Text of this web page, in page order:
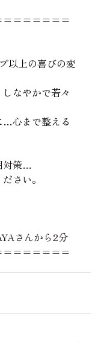
以上の喜びの変
なやかで若々
…心まで整える
対策…
さい。
さんから2分